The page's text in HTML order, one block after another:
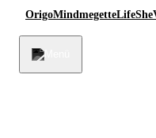
OrigoMindmegetteLifeShe